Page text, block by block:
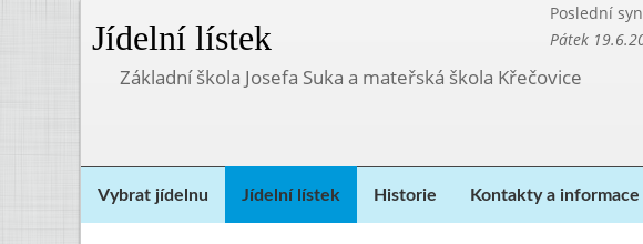
Jídelní lístek
Poslední
Pátek
Základní škola Josefa Suka a mateřská škola Křečovice
Vybrat jídelnu Jídelní lístek Historie Kontakty a informace